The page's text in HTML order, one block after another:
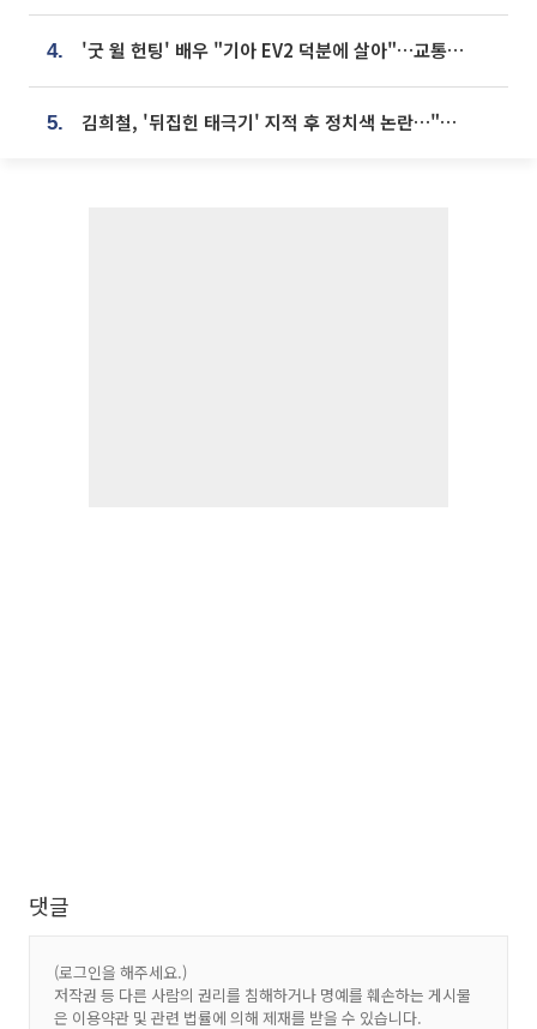
4. '굿 윌 헌팅' 배우 "기아 EV2 덕분에 살아"…교통사고 후 안전성 극찬
5. 김희철, '뒤집힌 태극기' 지적 후 정치색 논란…"좌우 떠나 우리나라 국기"
댓글